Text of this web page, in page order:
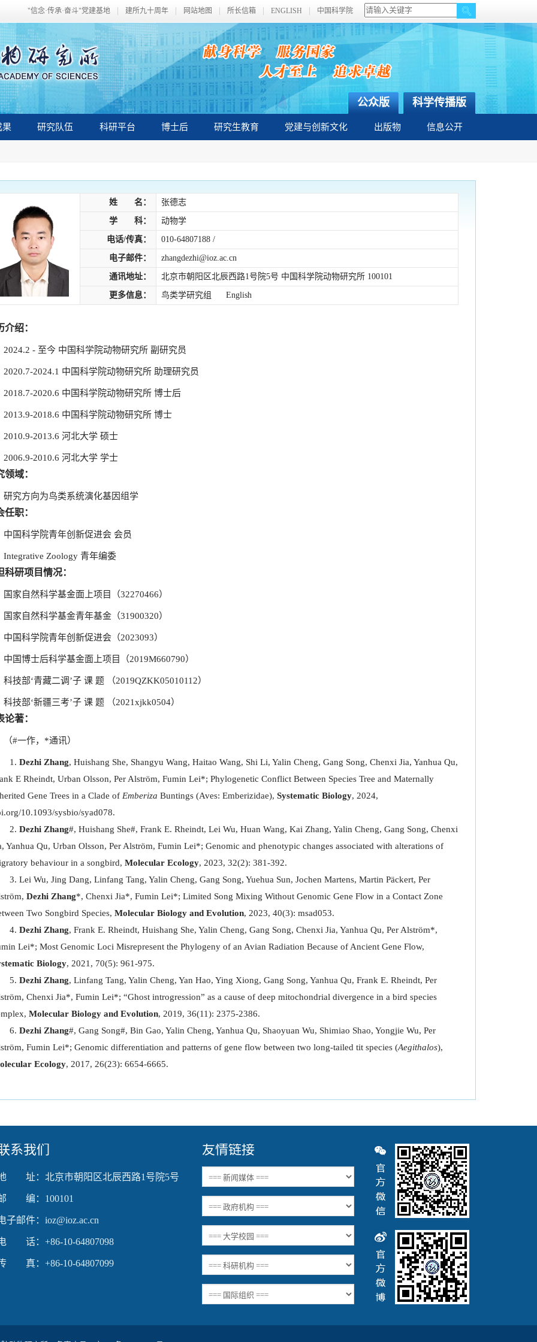
"信念·传承·奋斗"党建基地 建所九十周年 网站地图 所长信箱 ENGLISH 中国科学院
科学传播版
公众版
果 研究队伍 科研平台 博士后 研究生教育 党建与创新文化 出版物 信息公开
姓 名： 张德志
学 科： 动物学
电话/传真： 010-64807188 /
电子邮件： zhangdezhi@ioz.ac.cn
通讯地址： 北京市朝阳区北辰西路1号院5号 中国科学院动物研究所 100101
更多信息： 鸟类学研究组 English
介绍：
2024.2 - 至今 中国科学院动物研究所 副研究员
2020.7-2024.1 中国科学院动物研究所 助理研究员
2018.7-2020.6 中国科学院动物研究所 博士后
2013.9-2018.6 中国科学院动物研究所 博士
2010.9-2013.6 河北大学 硕士
2006.9-2010.6 河北大学 学士
领域：
研究方向为鸟类系统演化基因组学
任职：
科学院青年创新促进会 会员
Zoology 青年编委
科研项目情况：
国家自然科学基金面上项目（32270466）
国家自然科学基金青年基金（31900320）
中国科学院青年创新促进会（2023093）
中国博士后科学基金面上项目（2019M660790）
科技部‘青藏二调’子 课 题 （2019QZKK05010112）
科技部‘新疆三考’子 课 题 （2021xjkk0504）
论著：
（#一作，*通讯）
Dezhi Zhang, Huishang She, Shangyu Wang, Haitao Wang, Shi Li, Yalin Cheng, Gang Song, Chenxi Jia, Yanhua Qu,
E Rheindt, Urban Olsson, Per Alström, Fumin Lei*; Phylogenetic Conflict Between Species Tree and Maternally
Gene Trees in a Clade of Emberiza Buntings (Aves: Emberizidae), Systematic Biology, 2024,
10.1093/sysbio/syad078.
Dezhi Zhang#, Huishang She#, Frank E. Rheindt, Lei Wu, Huan Wang, Kai Zhang, Yalin Cheng, Gang Song, Chenxi
Yanhua Qu, Urban Olsson, Per Alström, Fumin Lei*; Genomic and phenotypic changes associated with alterations of
behaviour in a songbird, Molecular Ecology, 2023, 32(2): 381-392.
Lei Wu, Jing Dang, Linfang Tang, Yalin Cheng, Gang Song, Yuehua Sun, Jochen Martens, Martin Päckert, Per
Dezhi Zhang*, Chenxi Jia*, Fumin Lei*; Limited Song Mixing Without Genomic Gene Flow in a Contact Zone
Two Songbird Species, Molecular Biology and Evolution, 2023, 40(3): msad053.
Dezhi Zhang, Frank E. Rheindt, Huishang She, Yalin Cheng, Gang Song, Chenxi Jia, Yanhua Qu, Per Alström*,
Lei*; Most Genomic Loci Misrepresent the Phylogeny of an Avian Radiation Because of Ancient Gene Flow,
Biology, 2021, 70(5): 961-975.
Dezhi Zhang, Linfang Tang, Yalin Cheng, Yan Hao, Ying Xiong, Gang Song, Yanhua Qu, Frank E. Rheindt, Per
Chenxi Jia*, Fumin Lei*; “Ghost introgression” as a cause of deep mitochondrial divergence in a bird species
Molecular Biology and Evolution, 2019, 36(11): 2375-2386.
Dezhi Zhang#, Gang Song#, Bin Gao, Yalin Cheng, Yanhua Qu, Shaoyuan Wu, Shimiao Shao, Yongjie Wu, Per
Fumin Lei*; Genomic differentiation and patterns of gene flow between two long-tailed tit species (Aegithalos),
Ecology, 2017, 26(23): 6654-6665.
系我们
址：北京市朝阳区北辰西路1号院5号
编：100101
子邮件：ioz@ioz.ac.cn
话：+86-10-64807098
真：+86-10-64807099
友情链接